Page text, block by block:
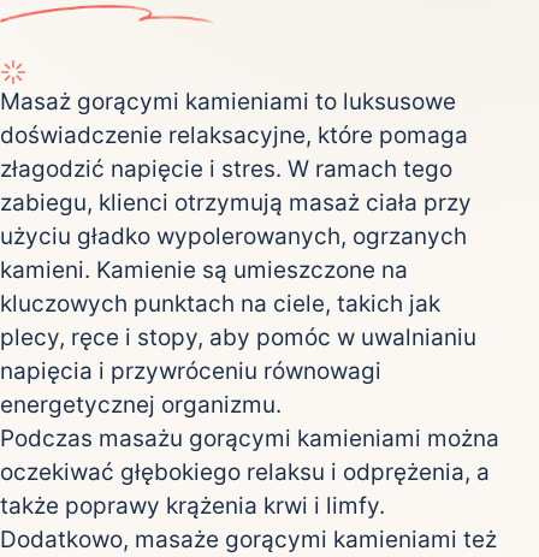
Masaż gorącymi kamieniami to luksusowe
doświadczenie relaksacyjne, które pomaga
złagodzić napięcie i stres. W ramach tego
zabiegu, klienci otrzymują masaż ciała przy
użyciu gładko wypolerowanych, ogrzanych
kamieni. Kamienie są umieszczone na
kluczowych punktach na ciele, takich jak
plecy, ręce i stopy, aby pomóc w uwalnianiu
napięcia i przywróceniu równowagi
energetycznej organizmu.
Podczas masażu gorącymi kamieniami można
oczekiwać głębokiego relaksu i odprężenia, a
także poprawy krążenia krwi i limfy.
Dodatkowo, masaże gorącymi kamieniami też